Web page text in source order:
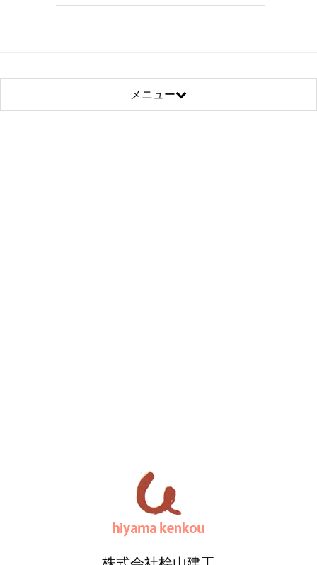
メニュー